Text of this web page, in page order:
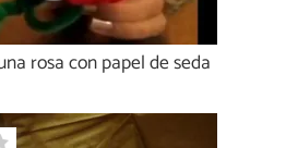
rosa con papel de seda